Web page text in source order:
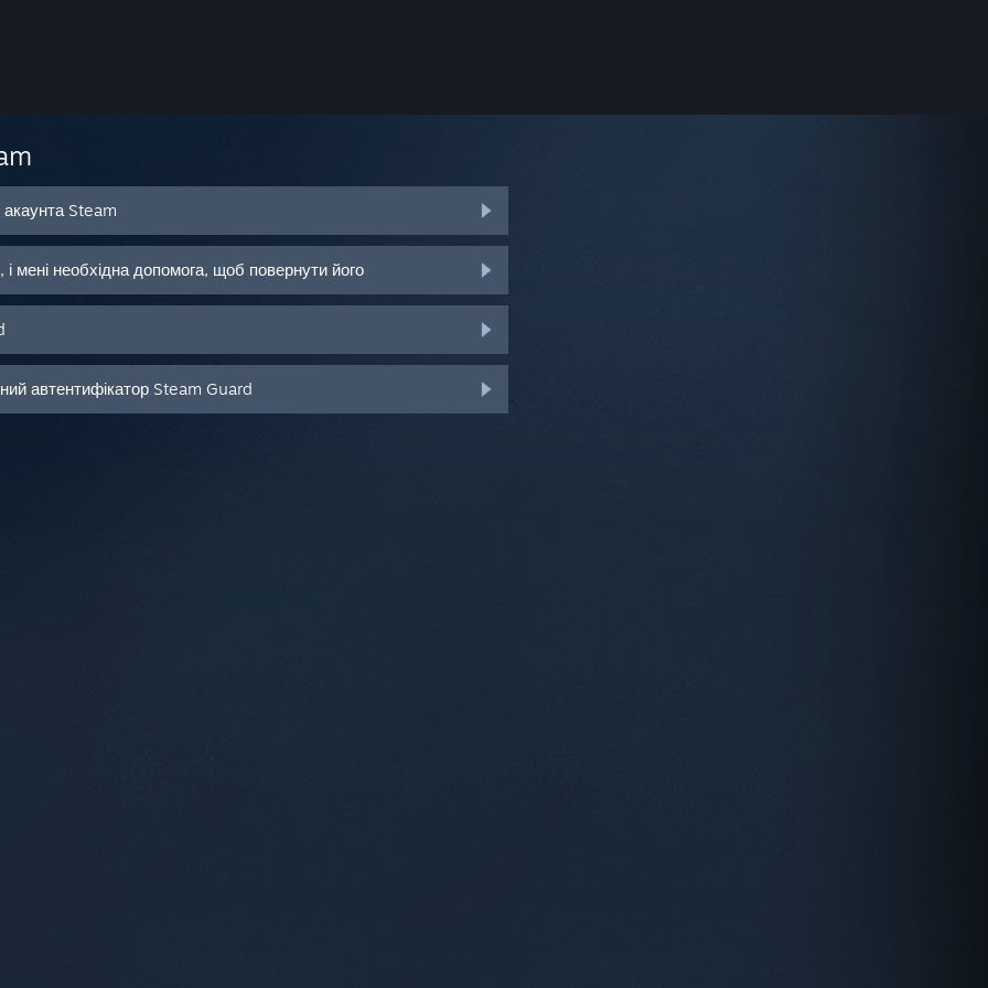
акаунта Steam
мені необхідна допомога, щоб повернути його
автентифікатор Steam Guard